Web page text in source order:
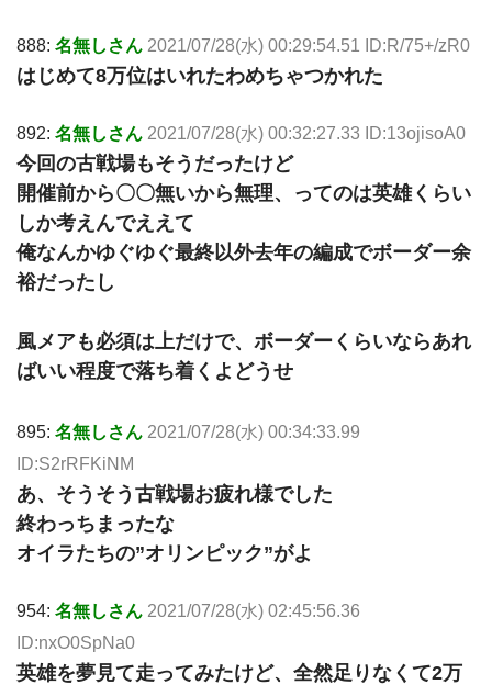
888: 名無しさん 2021/07/28(水) 00:29:54.51 ID:R/75+/zR0
はじめて8万位はいれたわめちゃつかれた
892: 名無しさん 2021/07/28(水) 00:32:27.33 ID:13ojisoA0
今回の古戦場もそうだったけど
開催前から〇〇無いから無理、ってのは英雄くらい
しか考えんでええて
俺なんかゆぐゆぐ最終以外去年の編成でボーダー余
裕だったし
風メアも必須は上だけで、ボーダーくらいならあれ
ばいい程度で落ち着くよどうせ
895: 名無しさん 2021/07/28(水) 00:34:33.99
ID:S2rRFKiNM
あ、そうそう古戦場お疲れ様でした
終わっちまったな
オイラたちの”オリンピック”がよ
954: 名無しさん 2021/07/28(水) 02:45:56.36
ID:nxO0SpNa0
英雄を夢見て走ってみたけど、全然足りなくて2万